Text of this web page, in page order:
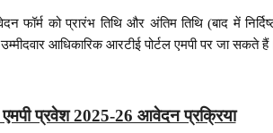
फॉर्म को प्रारंभ तिथि और अंतिम तिथि (बाद में
आधिकारिक आरटीई पोर्टल एमपी पर जा सकते
प्रवेश 2025-26 आवेदन प्रक्रिया